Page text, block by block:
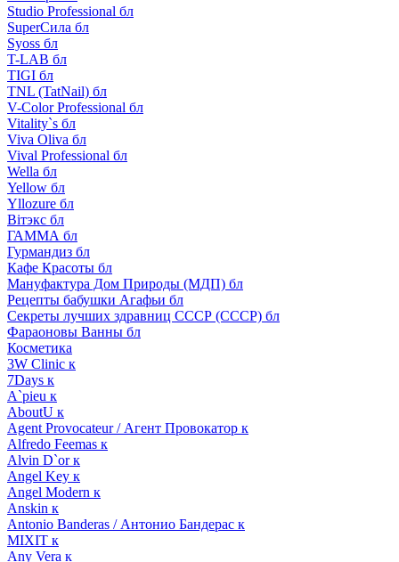
Studio Professional бл
SuperСила бл
Syoss бл
T-LAB бл
TIGI бл
TNL (TatNail) бл
V-Color Professional бл
Vitality`s бл
Viva Oliva бл
Vival Professional бл
Wella бл
Yellow бл
Yllozure бл
Вiтэкс бл
ГАММА бл
Гурмандиз бл
Кафе Красоты бл
Мануфактура Дом Природы (МДП) бл
Рецепты бабушки Агафьи бл
Секреты лучших здравниц СССР (СССР) бл
Фараоновы Ванны бл
Косметика
3W Clinic к
7Days к
A`pieu к
AboutU к
Agent Provocateur / Агент Провокатор к
Alfredo Feemas к
Alvin D`or к
Angel Key к
Angel Modern к
Anskin к
Antonio Banderas / Антонио Бандерас к
MIXIT к
Any Vera к